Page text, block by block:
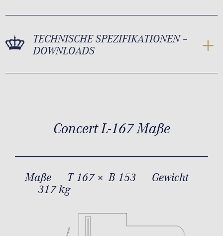
TECHNISCHE SPEZIFIKATIONEN –
DOWNLOADS
Concert L-167 Maße
Maße T 167 × B 153
Gewicht
317 kg